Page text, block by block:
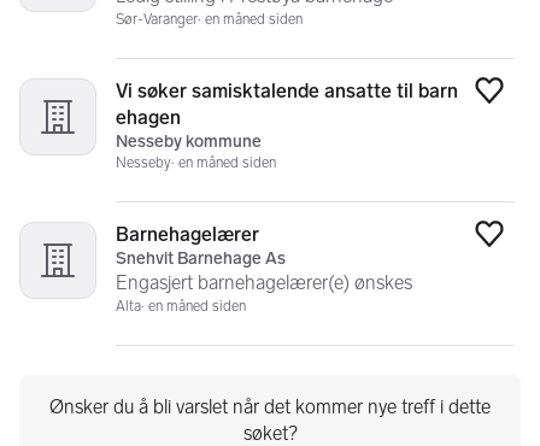
Sør-Varanger en måned siden
Vi søker samisktalende ansatte til barn
ehagen
Nesseby kommune
Nesseby en måned siden
Barnehagelærer
Snehvit Barnehage As
Engasjert barnehagelærer(e) ønskes
Alta en måned siden
Ønsker du å bli varslet når det kommer nye treff i dette
søket?